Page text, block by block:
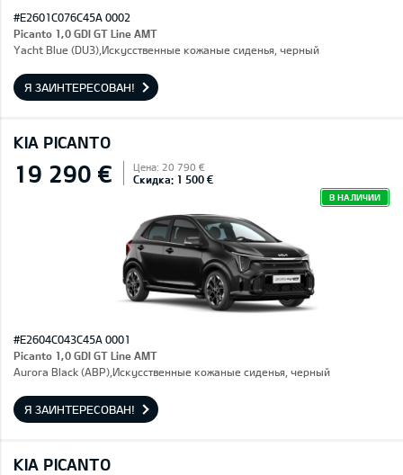
#E2601C076C45A 0002
Picanto 1,0 GDI GT Line AMT
Yacht Blue (DU3),Искусственные кожаные сиденья, черный
Я ЗАИНТЕРЕСОВАН!
KIA PICANTO
19 290 € Цена: 20 790 €
Скидка: 1 500 €
В НАЛИЧИИ
#E2604C043C45A 0001
Picanto 1,0 GDI GT Line AMT
Aurora Black (ABP),Искусственные кожаные сиденья, черный
Я ЗАИНТЕРЕСОВАН!
KIA PICANTO